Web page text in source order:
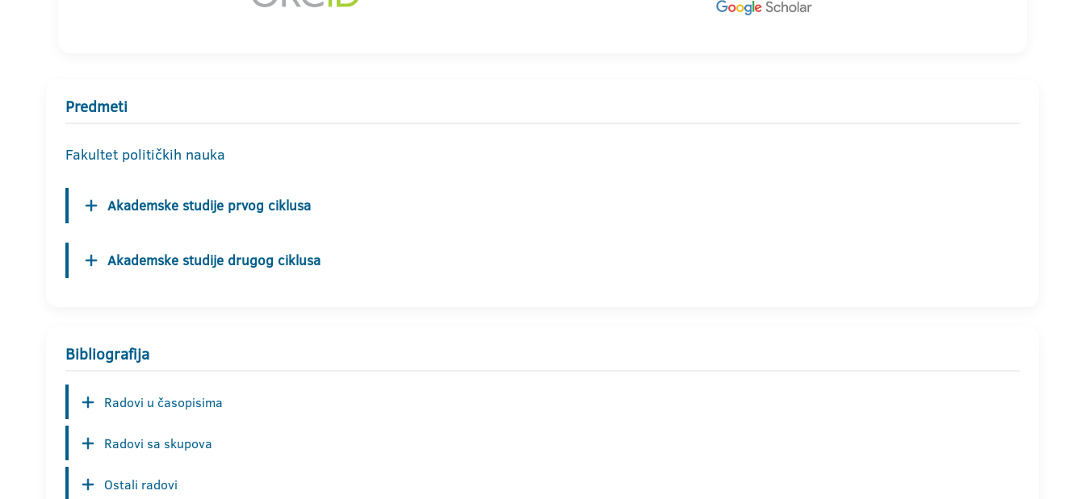
Predmeti
Fakultet političkih nauka
Akademske studije prvog ciklusa
Akademske studije drugog ciklusa
Bibliografija
Radovi u časopisima
Radovi sa skupova
Ostali radovi